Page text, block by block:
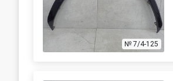
№ 7/4-125